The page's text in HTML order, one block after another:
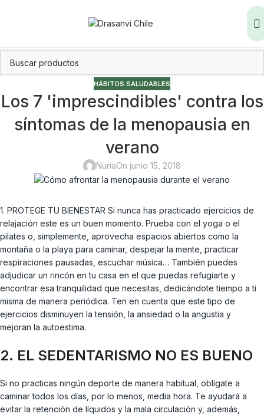
HÁBITOS SALUDABLES
Los 7 'imprescindibles' contra los
síntomas de la menopausia en
verano
NuriaOn junio 15, 2018
1. PROTEGE TU BIENESTAR Si nunca has practicado ejercicios de
relajación este es un buen momento. Prueba con el yoga o el
pilates o, simplemente, aprovecha espacios abiertos como la
montaña o la playa para caminar, despejar la mente, practicar
respiraciones pausadas, escuchar música… También puedes
adjudicar un rincón en tu casa en el que puedas refugiarte y
encontrar esa tranquilidad que necesitas, dedicándote tiempo a ti
misma de manera periódica. Ten en cuenta que este tipo de
ejercicios disminuyen la tensión, la ansiedad o la angustia y
mejoran la autoestima.
2. EL SEDENTARISMO NO ES BUENO
Si no practicas ningún deporte de manera habitual, oblígate a
caminar todos los días, por lo menos, media hora. Te ayudará a
evitar la retención de líquidos y la mala circulación y, además,